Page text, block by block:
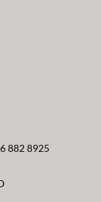
882 8925